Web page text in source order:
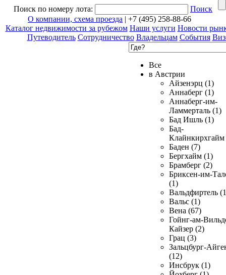
Поиск по номеру лота:
Поиск
О компании, схема проезда | +7 (495) 258-88-66
Каталог недвижимости за рубежом Наши услуги Новости
Путеводитель Сотрудничество Владельцам События
Все
в Австрии
Айзенэрц (1)
Аннаберг (1)
Аннаберг-им-
Ламмерталь (1)
Бад Ишль (1)
Бад-
Клайнкирхгайм
Баден (7)
Бергхайм (1)
Брамберг (2)
Бриксен-им-
(1)
Вальдфиртель
Вальс (1)
Вена (67)
Гойнг-ам-
Кайзер (2)
Грац (3)
Зальцбург-
(12)
Инсбрук (1)